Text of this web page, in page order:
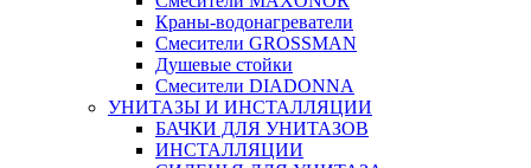
Краны-водонагреватели
Смесители GROSSMAN
Душевые стойки
Смесители DIADONNA
УНИТАЗЫ И ИНСТАЛЛЯЦИИ
БАЧКИ ДЛЯ УНИТАЗОВ
ИНСТАЛЛЯЦИИ